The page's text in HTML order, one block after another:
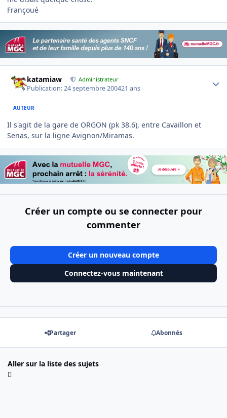
Françoué
katamiaw Administrateur
Publication:24 septembre 200421 ans
AUTEUR
Il s'agit de la gare de ORGON (pk 38.6), entre Cavaillon et
Senas, sur la ligne Avignon/Miramas.
Créer un compte ou se connecter pour
commenter
Créer un nouveau compte
Connectez-vous maintenant
Partager Abonnés
Aller sur la liste des sujets